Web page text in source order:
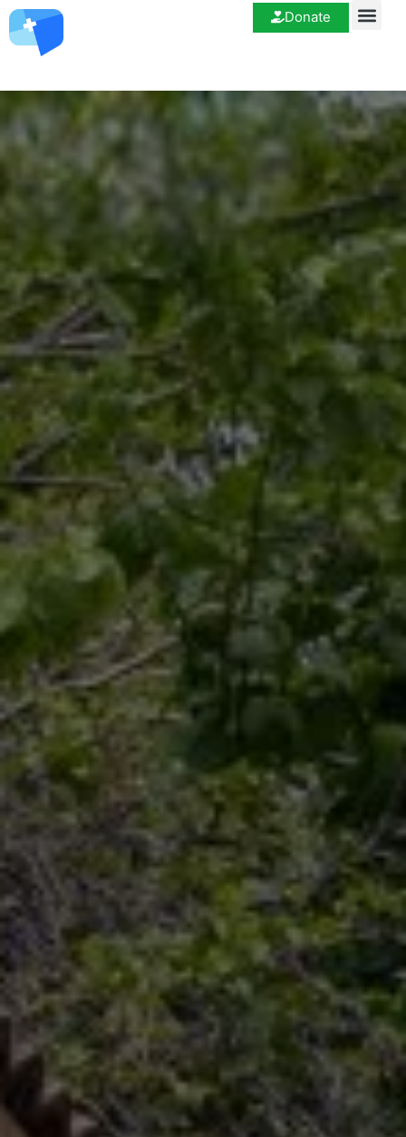
Donate